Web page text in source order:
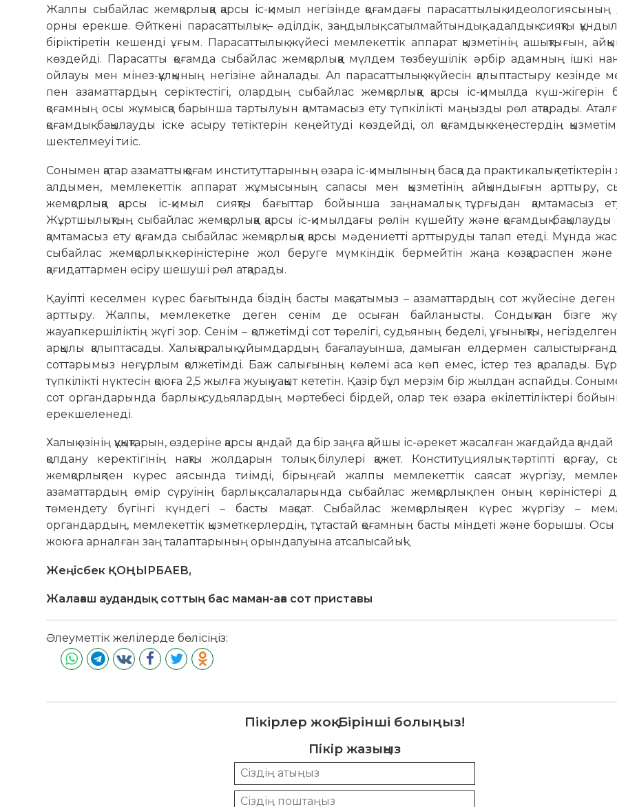
Жалпы сыбайлас жемқорлыққа қарсы іс-қимыл негізінде қоғамдағы парасаттылық
орны ерекше. Өйткені парасаттылық – әділдік, заңдылық, сатылмайтындық, адалдық сияқты
біріктіретін кешенді ұғым. Парасаттылық жүйесі мемлекеттік аппарат қызметінің ашықтығын,
көздейді. Парасатты қоғамда сыбайлас жемқорлыққа мүлдем төзбеушілік әрбір адамның ішкі
ойлауы мен мінез-құлқының негізіне айналады. Ал парасаттылық жүйесін қалыптастыру кезінде
пен азаматтардың серіктестігі, олардың сыбайлас жемқорлыққа қарсы іс-қимылда күш-жігерін
қоғамның осы жұмысқа барынша тартылуын қамтамасыз ету түпкілікті маңызды рөл атқарады.
қоғамдық бақылауды іске асыру тетіктерін кеңейтуді көздейді, ол қоғамдық кеңестердің
шектелмеуі тиіс.
Сонымен қатар азаматтық қоғам институттарының өзара іс-қимылының басқа да практикалық
алдымен, мемлекеттік аппарат жұмысының сапасы мен қызметінің айқындығын арттыру,
жемқорлыққа қарсы іс-қимыл сияқты бағыттар бойынша заңнамалық тұрғыдан қамтамасыз
Жұртшылықтың сыбайлас жемқорлыққа қарсы іс-қимылдағы рөлін күшейту және қоғамдық бақылауды
қамтамасыз ету қоғамда сыбайлас жемқорлыққа қарсы мәдениетті арттыруды талап етеді. Мұнда жас
сыбайлас жемқорлық көріністеріне жол беруге мүмкіндік бермейтін жаңа көзқараспен және
қағидаттармен өсіру шешуші рөл атқарады.
Қауіпті кеселмен күрес бағытында біздің басты мақсатымыз – азаматтардың сот жүйесіне деген
арттыру. Жалпы, мемлекетке деген сенім де осыған байланысты. Сондықтан бізге
жауапкершіліктің жүгі зор. Сенім – қолжетімді сот төрелігі, судьяның беделі, ұғынықты,
арқылы қалыптасады. Халықаралық ұйымдардың бағалауынша, дамыған елдермен
соттарымыз неғұрлым қолжетімді. Баж салығының көлемі аса көп емес, істер тез қаралады.
түпкілікті нүктесін қоюға 2,5 жылға жуық уақыт кететін. Қазір бұл мерзім бір жылдан аспайды.
сот органдарында барлық судьялардың мəртебесі бірдей, олар тек өзара өкілеттіліктері
ерекшеленеді.
Халық өзінің құқықтарын, өздеріне қарсы қандай да бір заңға қайшы іс-әрекет жасалған жағдайда қандай
қолдану керектігінің нақты жолдарын толық білулері қажет. Конституциялық тәртіпті қорғау,
жемқорлықпен күрес аясында тиімді, бірыңғай жалпы мемлекеттік саясат жүргізу,
азаматтардың өмір сүруінің барлық салаларында сыбайлас жемқорлық пен оның көріністері
төмендету бүгінгі күндегі – басты мақсат. Сыбайлас жемқорлықпен күрес жүргізу –
органдардың, мемлекеттік қызметкерлердің, тұтастай қоғамның басты міндеті және борышы. Осы
жоюға арналған заң талаптарының орындалуына атсалысайық!
Жеңісбек ҚОҢЫРБАЕВ,
Жалағаш аудандық соттың бас маман-аға сот приставы
Әлеуметтік желілерде бөлісіңіз:
Пікірлер жоқ. Бірінші болыңыз!
Пікір жазыңыз